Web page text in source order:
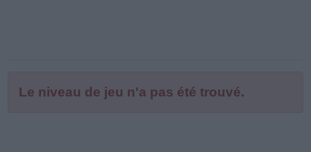
Le niveau de jeu n'a pas été trouvé.